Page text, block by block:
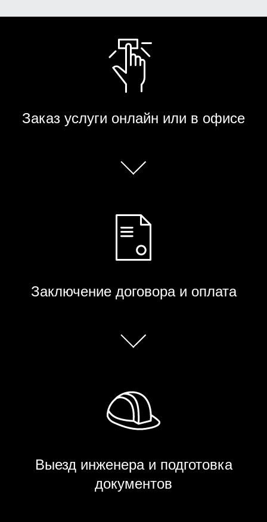
Заказ услуги онлайн или в офисе
Заключение договора и оплата
Выезд инженера и подготовка
документов